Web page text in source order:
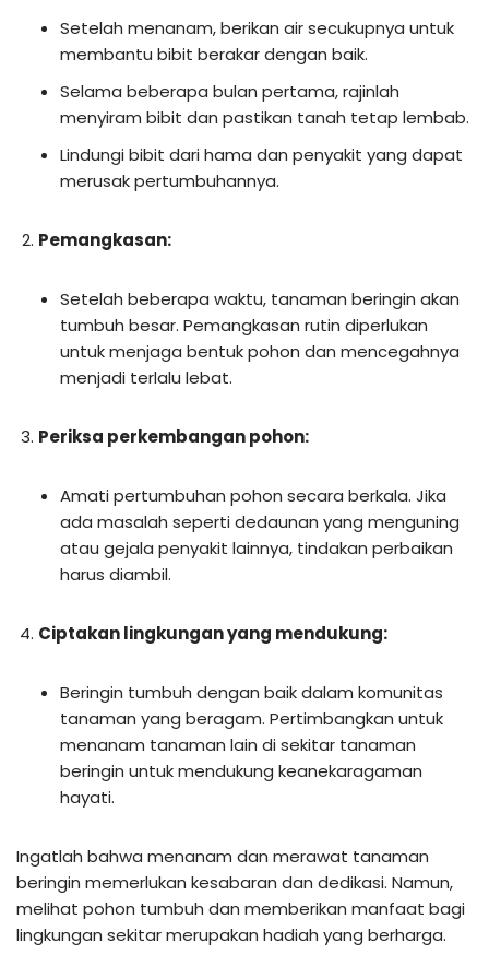
Setelah menanam, berikan air secukupnya untuk
membantu bibit berakar dengan baik.
Selama beberapa bulan pertama, rajinlah
menyiram bibit dan pastikan tanah tetap lembab.
Lindungi bibit dari hama dan penyakit yang dapat
merusak pertumbuhannya.
Pemangkasan:
Setelah beberapa waktu, tanaman beringin akan
tumbuh besar. Pemangkasan rutin diperlukan
untuk menjaga bentuk pohon dan mencegahnya
menjadi terlalu lebat.
Periksa perkembangan pohon:
Amati pertumbuhan pohon secara berkala. Jika
ada masalah seperti dedaunan yang menguning
atau gejala penyakit lainnya, tindakan perbaikan
harus diambil.
Ciptakan lingkungan yang mendukung:
Beringin tumbuh dengan baik dalam komunitas
tanaman yang beragam. Pertimbangkan untuk
menanam tanaman lain di sekitar tanaman
beringin untuk mendukung keanekaragaman
hayati.
Ingatlah bahwa menanam dan merawat tanaman
beringin memerlukan kesabaran dan dedikasi. Namun,
melihat pohon tumbuh dan memberikan manfaat bagi
lingkungan sekitar merupakan hadiah yang berharga.